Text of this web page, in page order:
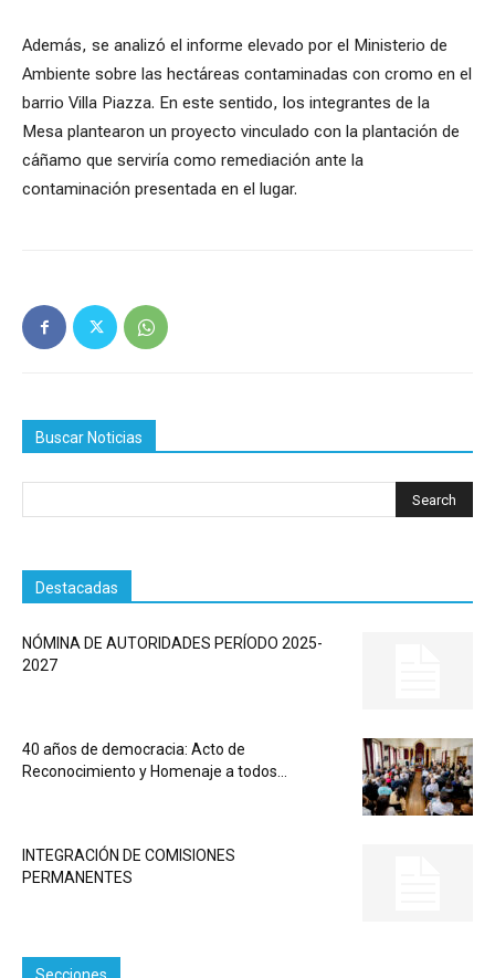
Además, se analizó el informe elevado por el Ministerio de
Ambiente sobre las hectáreas contaminadas con cromo en el
barrio Villa Piazza. En este sentido, los integrantes de la
Mesa plantearon un proyecto vinculado con la plantación de
cáñamo que serviría como remediación ante la
contaminación presentada en el lugar.
Buscar Noticias
Destacadas
NÓMINA DE AUTORIDADES PERÍODO 2025-
2027
40 años de democracia: Acto de
Reconocimiento y Homenaje a todos...
INTEGRACIÓN DE COMISIONES
PERMANENTES